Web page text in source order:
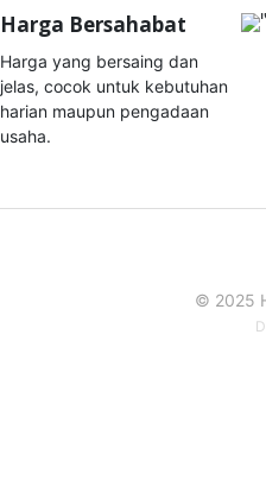
Harga Bersahabat
Harga yang bersaing dan
jelas, cocok untuk kebutuhan
harian maupun pengadaan
usaha.
© 2025